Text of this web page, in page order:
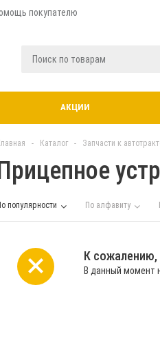
покупателю
АКЦИИ
- Каталог - Запчасти к
популярности По алфавиту
К сожалению,
В данный момент